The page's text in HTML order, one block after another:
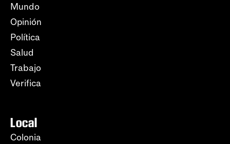
Mundo
Opinión
Política
Salud
Trabajo
Verifica
Local
Colonia